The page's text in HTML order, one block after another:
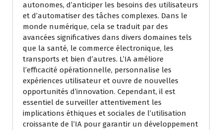
autonomes, d’anticiper les besoins des utilisateurs
et d’automatiser des tâches complexes. Dans le
monde numérique, cela se traduit par des
avancées significatives dans divers domaines tels
que la santé, le commerce électronique, les
transports et bien d’autres. L’IA améliore
l’efficacité opérationnelle, personnalise les
expériences utilisateur et ouvre de nouvelles
opportunités d’innovation. Cependant, il est
essentiel de surveiller attentivement les
implications éthiques et sociales de l’utilisation
croissante de l’IA pour garantir un développement